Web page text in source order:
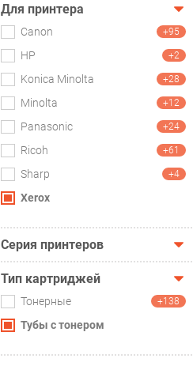
Для принтера
Canon +95
HP +2
Konica Minolta +28
Minolta +12
Panasonic +24
Ricoh +61
Sharp +4
Xerox
Серия принтеров
Тип картриджей
Тонерные +138
Тубы с тонером